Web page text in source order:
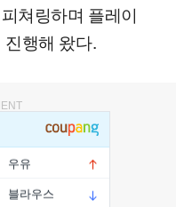
쳐링하며 플레이
행해 왔다.